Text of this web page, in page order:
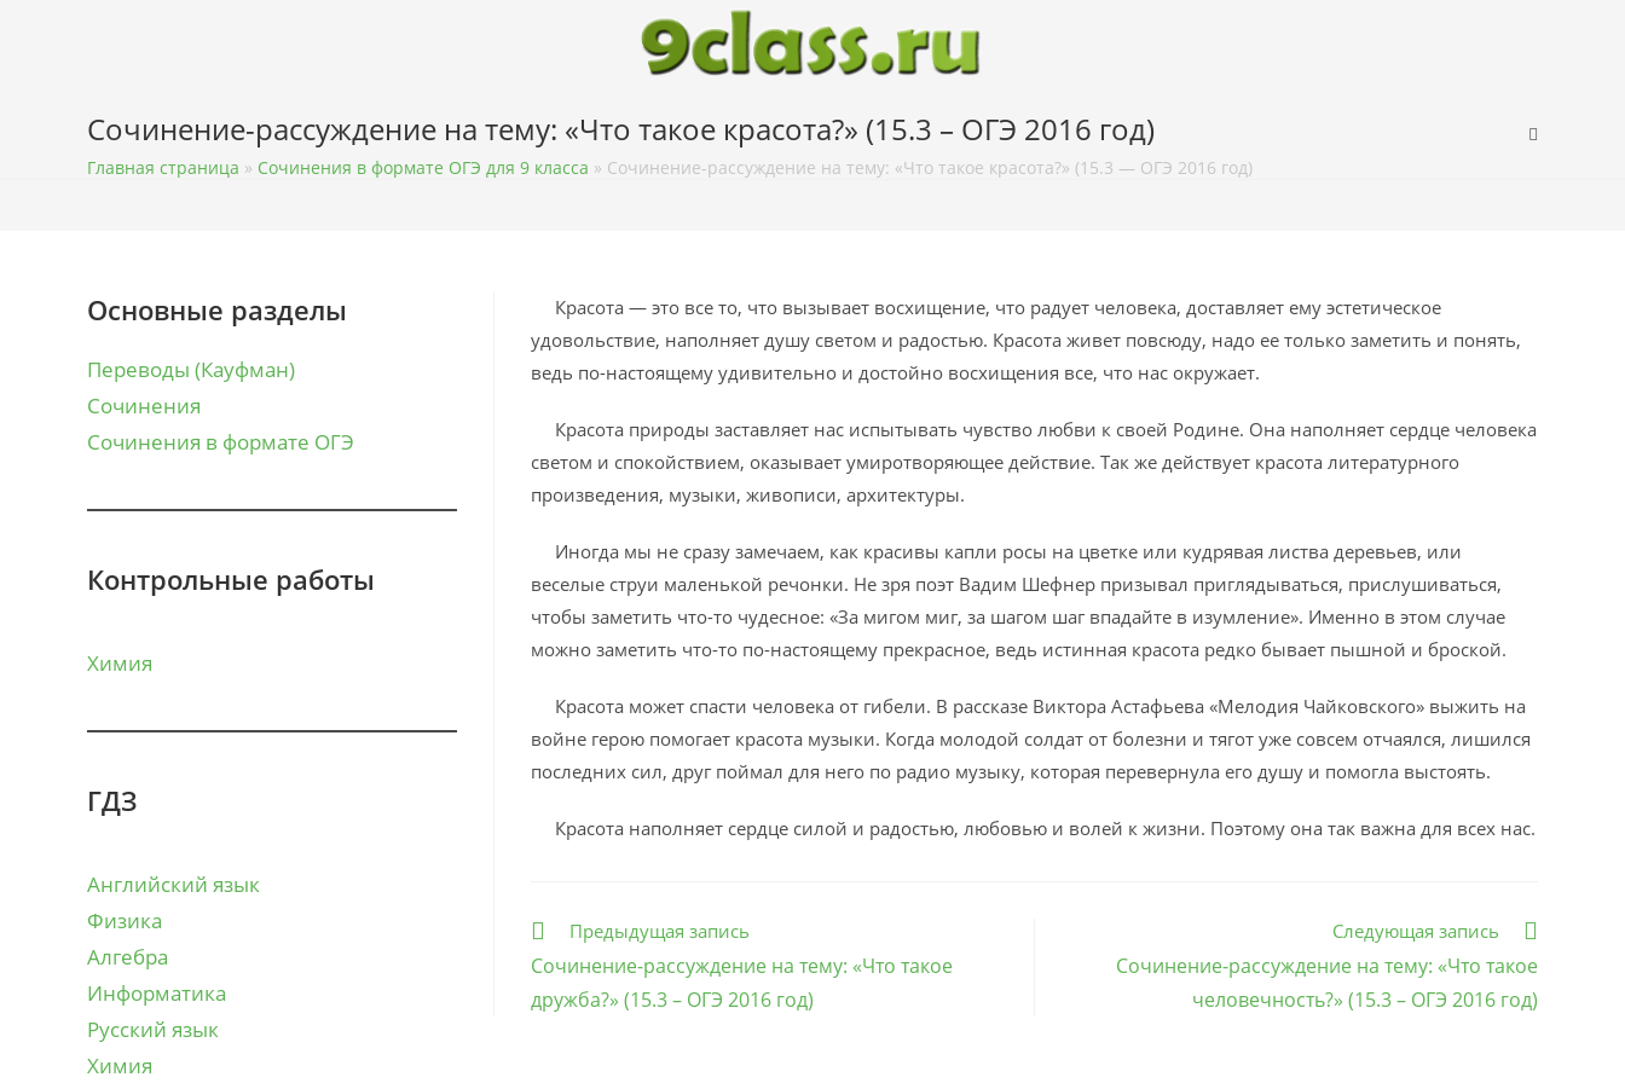
Сочинение-рассуждение на тему: «Что такое красота?» (15.3 – ОГЭ 2016 год)
Главная страница » Сочинения в формате ОГЭ для 9 класса » Сочинение-рассуждение на тему: «Что такое красота?» (15.3 — ОГЭ 2016 год)
Основные разделы
Переводы (Кауфман)
Сочинения
Сочинения в формате ОГЭ
Контрольные работы
Химия
ГДЗ
Английский язык
Физика
Алгебра
Информатика
Русский язык
Химия
Красота — это все то, что вызывает восхищение, что радует человека, доставляет ему эстетическое
удовольствие, наполняет душу светом и радостью. Красота живет повсюду, надо ее только заметить и понять,
ведь по-настоящему удивительно и достойно восхищения все, что нас окружает.
Красота природы заставляет нас испытывать чувство любви к своей Родине. Она наполняет сердце человека
светом и спокойствием, оказывает умиротворяющее действие. Так же действует красота литературного
произведения, музыки, живописи, архитектуры.
Иногда мы не сразу замечаем, как красивы капли росы на цветке или кудрявая листва деревьев, или
веселые струи маленькой речонки. Не зря поэт Вадим Шефнер призывал приглядываться, прислушиваться,
чтобы заметить что-то чудесное: «За мигом миг, за шагом шаг впадайте в изумление». Именно в этом случае
можно заметить что-то по-настоящему прекрасное, ведь истинная красота редко бывает пышной и броской.
Красота может спасти человека от гибели. В рассказе Виктора Астафьева «Мелодия Чайковского» выжить на
войне герою помогает красота музыки. Когда молодой солдат от болезни и тягот уже совсем отчаялся, лишился
последних сил, друг поймал для него по радио музыку, которая перевернула его душу и помогла выстоять.
Красота наполняет сердце силой и радостью, любовью и волей к жизни. Поэтому она так важна для всех нас.
Еще
Предыдущая запись
Сочинение-рассуждение на тему: «Что такое
дружба?» (15.3 – ОГЭ 2016 год)
Следующая запись
Сочинение-рассуждение на тему: «Что такое
человечность?» (15.3 – ОГЭ 2016 год)